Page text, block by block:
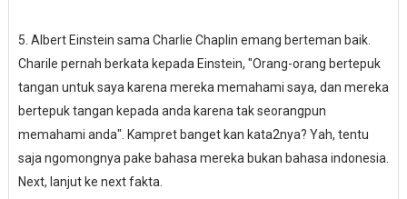
5. Albert Einstein sama Charlie Chaplin emang berteman baik.
Charile pernah berkata kepada Einstein, "Orang-orang bertepuk
tangan untuk saya karena mereka memahami saya, dan mereka
bertepuk tangan kepada anda karena tak seorangpun
memahami anda". Kampret banget kan kata2nya? Yah, tentu
saja ngomongnya pake bahasa mereka bukan bahasa indonesia.
Next, lanjut ke next fakta.